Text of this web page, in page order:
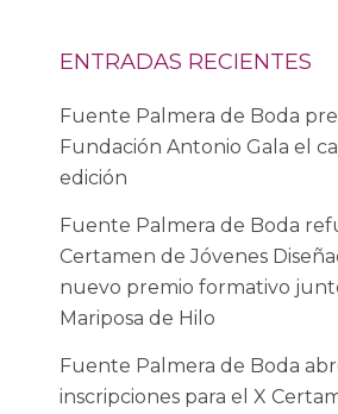
ENTRADAS RECIENTES
Fuente Palmera de Boda
Fundación Antonio Gala el
edición
Fuente Palmera de Boda
Certamen de Jóvenes
nuevo premio formativo
Mariposa de Hilo
Fuente Palmera de Boda
inscripciones para el X